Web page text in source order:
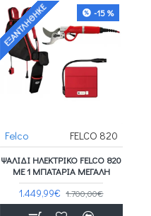
-15 %
ΕΞΑΝΤΛΉΘΗΚΕ
Felco FELCO 820
ΨΑΛΙΔΙ ΗΛΕΚΤΡΙΚΟ FELCO 820
ΜΕ 1 ΜΠΑΤΑΡΙΑ ΜΕΓΑΛΗ
1.449,99€ 1.700,00€